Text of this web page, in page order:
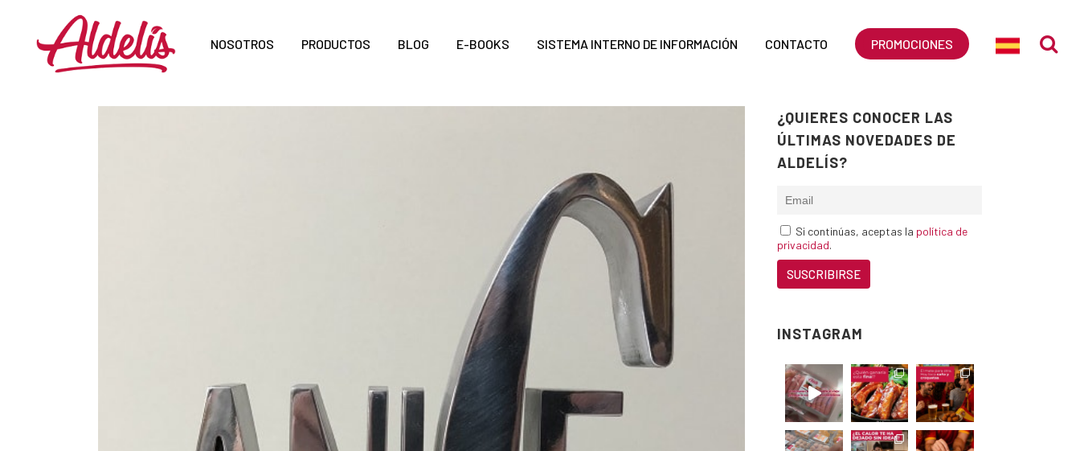
NOSOTROS PRODUCTOS BLOG E-BOOKS SISTEMA INTERNO DE INFORMACIÓN CONTACTO PROMOCIONES
¿QUIERES CONOCER LAS
ÚLTIMAS NOVEDADES DE
ALDELÍS?
Si continúas, aceptas la política de
privacidad.
INSTAGRAM